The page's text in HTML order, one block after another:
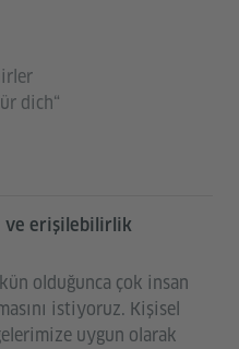
dich“
ve erişilebilirlik
olduğunca çok insan
istiyoruz. Kişisel
uygun olarak